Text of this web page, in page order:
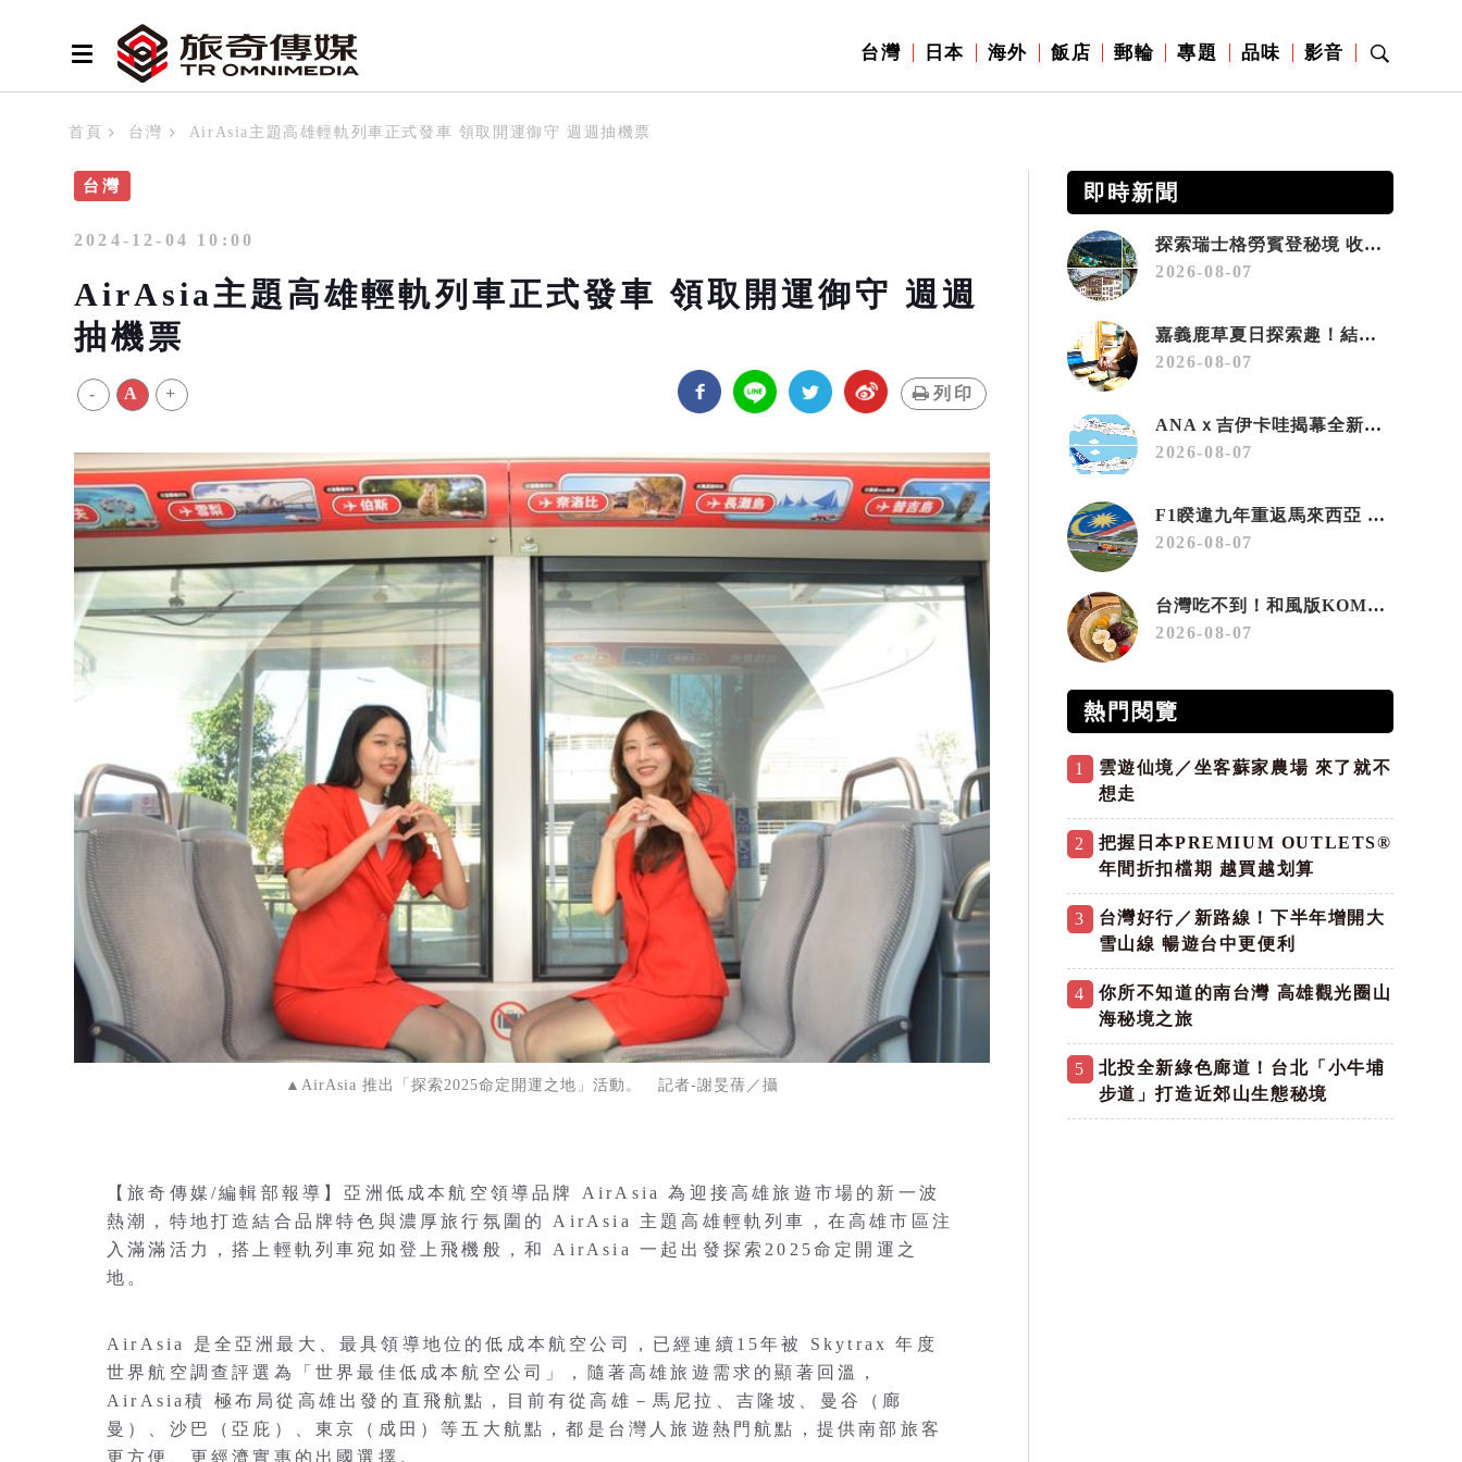
台灣 日本 海外 飯店 郵輪 專題 品味 影音
首頁 台灣 AirAsia主題高雄輕軌列車正式發車 領取開運御守 週週抽機票
台灣
2024-12-04 10:00
AirAsia主題高雄輕軌列車正式發車 領取開運御守 週週
抽機票
- A + 列印
▲AirAsia 推出「探索2025命定開運之地」活動。 記者-謝旻蒨／攝
【旅奇傳媒/編輯部報導】亞洲低成本航空領導品牌 AirAsia 為迎接高雄旅遊市場的新一波
熱潮，特地打造結合品牌特色與濃厚旅行氛圍的 AirAsia 主題高雄輕軌列車，在高雄市區注
入滿滿活力，搭上輕軌列車宛如登上飛機般，和 AirAsia 一起出發探索2025命定開運之
地。
AirAsia 是全亞洲最大、最具領導地位的低成本航空公司，已經連續15年被 Skytrax 年度
世界航空調查評選為「世界最佳低成本航空公司」，隨著高雄旅遊需求的顯著回溫，
AirAsia積 極布局從高雄出發的直飛航點，目前有從高雄－馬尼拉、吉隆坡、曼谷（廊
曼）、沙巴（亞庇）、東京（成田）等五大航點，都是台灣人旅遊熱門航點，提供南部旅客
更方便、更經濟實惠的出國選擇。
即時新聞
探索瑞士格勞賓登秘境 收藏六種阿爾卑斯夏日療癒之旅
2026-08-07
嘉義鹿草夏日探索趣！結合科學、農場與自然的親子小旅行
2026-08-07
ANAｘ吉伊卡哇揭幕全新彩繪機「Chiikawa JET」
2026-08-07
F1睽違九年重返馬來西亞 三大國際賽事打造10月運動旅遊熱潮 賽車、自行車、路跑同週登場
2026-08-07
台灣吃不到！和風版KOMEDA咖啡讓你吃遍名古屋在地美食
2026-08-07
熱門閱覽
1
雲遊仙境／坐客蘇家農場 來了就不
想走
2
把握日本PREMIUM OUTLETS®
年間折扣檔期 越買越划算
3
台灣好行／新路線！下半年增開大
雪山線 暢遊台中更便利
4
你所不知道的南台灣 高雄觀光圈山
海秘境之旅
5
北投全新綠色廊道！台北「小牛埔
步道」打造近郊山生態秘境